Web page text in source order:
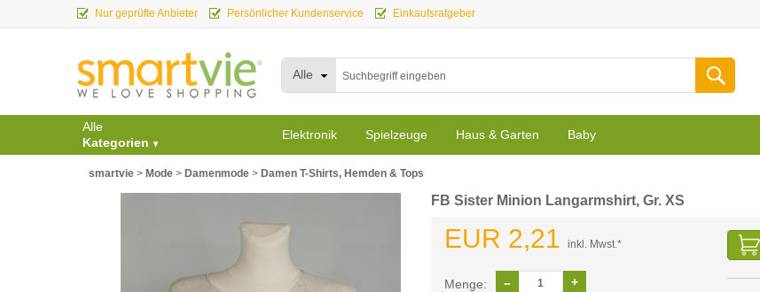
Nur geprüfte Anbieter Persönlicher Kundenservice Einkaufsratgeber
Alle
Alle
Kategorien
Elektronik Spielzeuge Haus & Garten Baby
smartvie > Mode > Damenmode > Damen T-Shirts, Hemden & Tops
FB Sister Minion Langarmshirt, Gr. XS
EUR 2,21 inkl. Mwst.*
Menge: